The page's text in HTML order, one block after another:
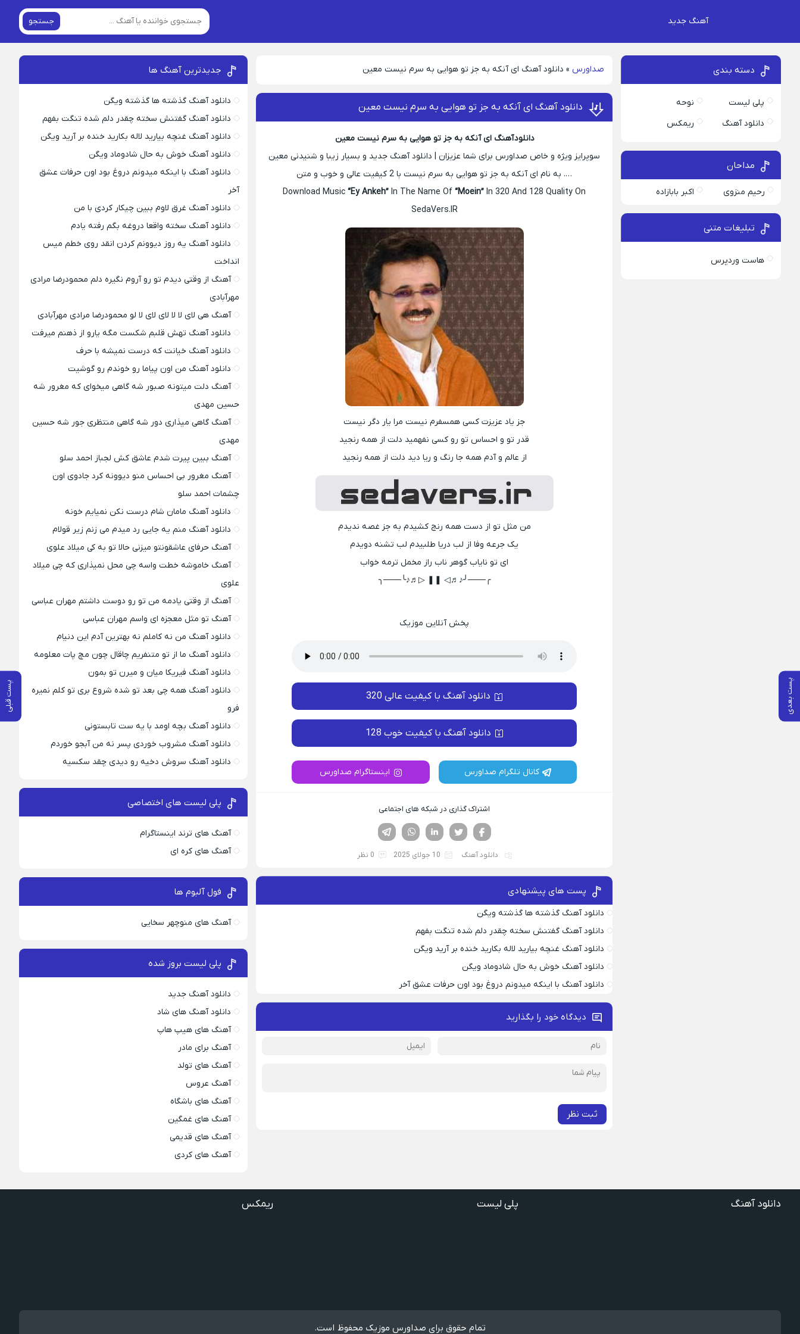
آهنگ جدید جستجو
صداورس » دانلود آهنگ ای آنکه به جز تو هوایی به سرم نیست معین
پست بعدی پست قبلی
دانلود آهنگ ای آنکه به جز تو هوایی به سرم نیست معین
دانلود آهنگ ای آنکه به جز تو هوایی به سرم نیست معین
سوپرایز ویژه و خاص صداورس برای شما عزیزان | دانلود آهنگ جدید و بسیار زیبا و شنیدنی معین
…. به نام ای آنکه به جز تو هوایی به سرم نیست با 2 کیفیت عالی و خوب و متن
Download Music“Ey Ankeh” In The Name Of“Moein” In 320 And 128 Quality On
SedaVers.IR
جز یاد عزیزت کسی همسفرم نیست مرا یار دگر نیست
قدر تو و احساس تو رو کسی نفهمید دلت از همه رنجید
از عالم و آدم همه جا رنگ و ریا دید دلت از همه رنجید
من مثل تو از دست همه رنج کشیدم به جز غصه ندیدم
یک جرعه وفا از لب دریا طلبیدم لب تشنه دویدم
ای تو نایاب گوهر ناب راز مخمل ترمه خواب
╭───╯♪♬◁ ❚❚ ▷♬♪╰───╮
پخش آنلاین موزیک
دانلود آهنگ با کیفیت عالی 320
دانلود آهنگ با کیفیت خوب 128
کانال تلگرام صداورس اینستاگرام صداورس
اشتراک گذاری در شبکه های اجتماعی
لینکدین تویتر
فیسوک
دانلود آهنگ 10 جولای 2025 0 نظر
پست های پیشنهادی
دانلود آهنگ گذشته ها گذشته ویگن
دانلود آهنگ گفتنش سخته چقدر دلم شده تنگت بفهم
دانلود آهنگ غنچه بیارید لاله بکارید خنده بر آرید ویگن
دانلود آهنگ خوش به حال شادوماد ویگن
دانلود آهنگ با اینکه میدونم دروغ بود اون حرفات عشق آخر
دیدگاه خود را بگذارید
ثبت نظر
دسته بندی
پلی لیست
نوحه
دانلود آهنگ
ریمکس
مداحان
رحیم منزوی اکبر بابازاده
تبلیغات متنی
هاست وردپرس
جدیدترین آهنگ ها
دانلود آهنگ گذشته ها گذشته ویگن
دانلود آهنگ گفتنش سخته چقدر دلم شده تنگت بفهم
دانلود آهنگ غنچه بیارید لاله بکارید خنده بر آرید ویگن
دانلود آهنگ خوش به حال شادوماد ویگن
دانلود آهنگ با اینکه میدونم دروغ بود اون حرفات عشق
آخر
دانلود آهنگ غرق لاوم ببین چیکار کردی با من
دانلود آهنگ سخته واقعا دروغه بگم رفته یادم
دانلود آهنگ یه روز دیوونم کردن انقد روی خطم میس
انداخت
آهنگ از وقتی دیدم تو رو آروم نگیره دلم محمودرضا مرادی
مهرآبادی
آهنگ هی لای لا لا لای لای لا لو محمودرضا مرادی مهرآبادی
دانلود آهنگ تهش قلبم شکست مگه یارو از ذهنم میرفت
دانلود آهنگ خیانت که درست نمیشه با حرف
دانلود آهنگ من اون پیاما رو خوندم رو گوشیت
آهنگ دلت میتونه صبور شه گاهی میخوای که مغرور شه
حسین مهدی
آهنگ گاهی میذاری دور شه گاهی منتظری جور شه حسین
مهدی
آهنگ ببین پیرت شدم عاشق کش لجباز احمد سلو
آهنگ مغرور بی احساس منو دیوونه کرد جادوی اون
چشمات احمد سلو
دانلود آهنگ مامان شام درست نکن نمیایم خونه
دانلود آهنگ منم یه جایی رد میدم می زنم زیر قولام
آهنگ حرفای عاشقونتو میزنی حالا تو به کی میلاد علوی
آهنگ خاموشه خطت واسه چی محل نمیذاری که چی میلاد
علوی
آهنگ از وقتی یادمه من تو رو دوست داشتم مهران عباسی
آهنگ تو مثل معجزه ای واسم مهران عباسی
دانلود آهنگ من نه کاملم نه بهترین آدم این دنیام
دانلود آهنگ ما از تو متنفریم چاقال چون مچ پات معلومه
دانلود آهنگ فیریکا میان و میرن تو بمون
دانلود آهنگ همه چی بعد تو شده شروع بری تو کلم نمیره
فرو
دانلود آهنگ بچه اومد با یه ست تابستونی
دانلود آهنگ مشروب خوردی پسر نه من آبجو خوردم
دانلود آهنگ سروش دخیه رو دیدی چقد سکسیه
پلی لیست های اختصاصی
آهنگ های ترند اینستاگرام
آهنگ های کره ای
فول آلبوم ها
آهنگ های منوچهر سخایی
پلی لیست بروز شده
دانلود آهنگ جدید
دانلود آهنگ های شاد
آهنگ های هیپ هاپ
آهنگ برای مادر
آهنگ های تولد
آهنگ عروس
آهنگ های باشگاه
آهنگ های غمگین
آهنگ های قدیمی
آهنگ های کردی
دانلود آهنگ پلی لیست ریمکس
تمام حقوق برای صداورس موزیک محفوظ است.